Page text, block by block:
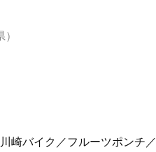
崎バイク／フルーツポンチ／